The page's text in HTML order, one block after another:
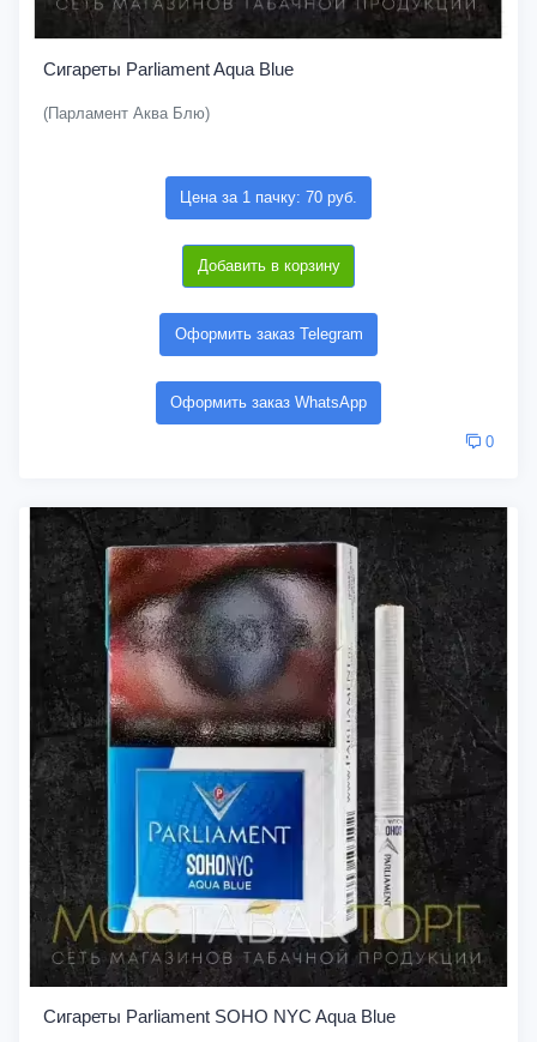
Сигареты Parliament Aqua Blue
(Парламент Аква Блю)
Цена за 1 пачку: 70 руб.
Добавить в корзину
Оформить заказ Telegram
Оформить заказ WhatsApp
0
Сигареты Parliament SOHO NYC Aqua Blue